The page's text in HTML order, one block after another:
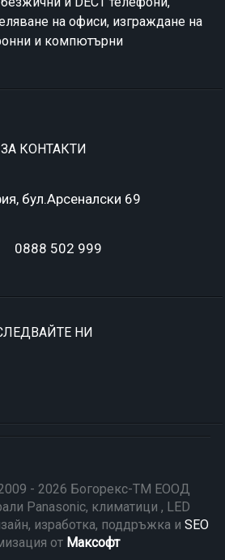
на офиси, изграждане на
и компютърни
ЗА КОНТАКТИ
бул.Арсеналски 69
0888 502 999
НИ
- 2026 Богорекс-ТМ ЕООД
Panasonic, климатици , LED
изработка, поддръжка и SEO
от Максофт